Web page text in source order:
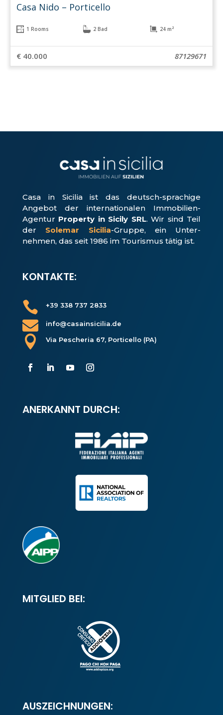
Casa Nido – Porticello
1 Rooms 2 Bad 24 m²
€ 40.000 87129671
Casa in Sicilia ist das deutsch-sprachige
Angebot der internationalen Immobilien-
Agentur Property in Sicily SRL. Wir sind Teil
der Solemar Sicilia-Gruppe, ein Unter­
nehmen, das seit 1986 im Tourismus tätig ist.
KONTAKTE:
 +39 338 737 2833
 info@casainsicilia.de
 Via Pescheria 67, Porticello (PA)
ANERKANNT DURCH:
MITGLIED BEI:
AUSZEICHNUNGEN: